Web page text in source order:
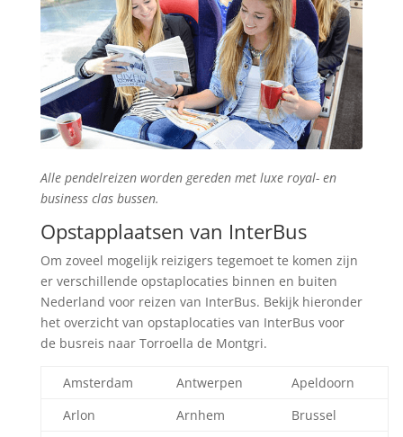
Alle pendelreizen worden gereden met luxe royal- en
business clas bussen.
Opstapplaatsen van InterBus
Om zoveel mogelijk reizigers tegemoet te komen zijn
er verschillende opstaplocaties binnen en buiten
Nederland voor reizen van InterBus. Bekijk hieronder
het overzicht van opstaplocaties van InterBus voor
de busreis naar Torroella de Montgri.
Amsterdam Antwerpen
Apeldoorn
Arlon
Arnhem
Brussel